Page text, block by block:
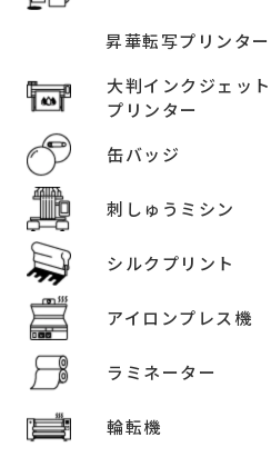
昇華転写プリンタ
大判インクジェット
プリンター
缶バッジ
刺しゅうミシン
シルクプリント
アイロンプレス機
ラミネーター
輪転機